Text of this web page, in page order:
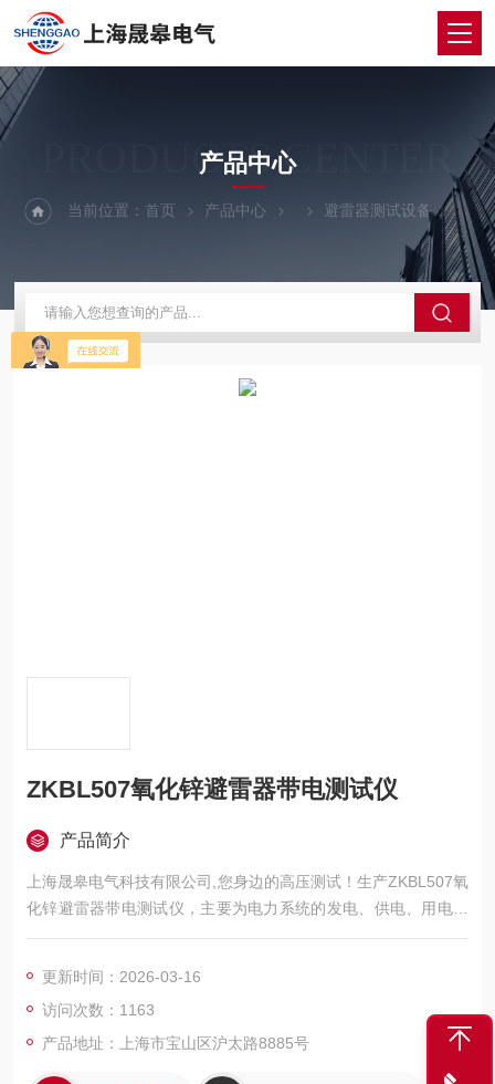
PRODUCTS CENTER
产品中心
当前位置：首页 产品中心 避雷器测试设备
ZKBL507氧化锌避雷器带电测试仪
产品简介
上海晟皋电气科技有限公司,您身边的高压测试！生产ZKBL507氧
化锌避雷器带电测试仪，主要为电力系统的发电、供电、用电部
门，科研机构与电力设备相关的生产企业，提供的高压试验设备
更新时间：2026-03-16
访问次数：1163
产品地址：上海市宝山区沪太路8885号